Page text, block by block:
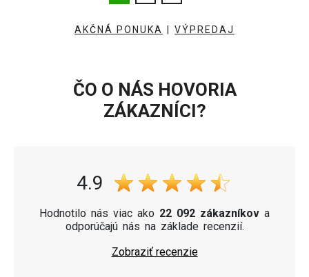
AKČNÁ PONUKA VÝPREDAJ
ČO O NÁS HOVORIA
ZÁKAZNÍCI?
4.9
Hodnotilo nás viac ako 22 092 zákazníkov a
odporúčajú nás na základe recenzií.
Zobraziť recenzie